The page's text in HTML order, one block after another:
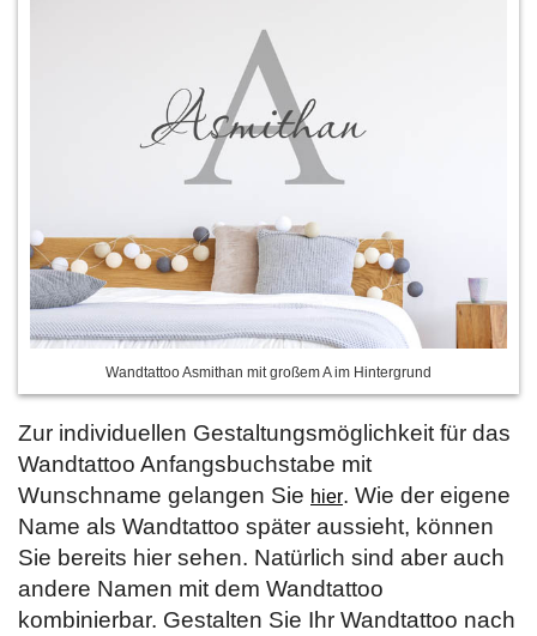
Wandtattoo Asmithan mit großem A im Hintergrund
Zur individuellen Gestaltungsmöglichkeit für das
Wandtattoo Anfangsbuchstabe mit
Wunschname gelangen Sie hier. Wie der eigene
Name als Wandtattoo später aussieht, können
Sie bereits hier sehen. Natürlich sind aber auch
andere Namen mit dem Wandtattoo
kombinierbar. Gestalten Sie Ihr Wandtattoo nach